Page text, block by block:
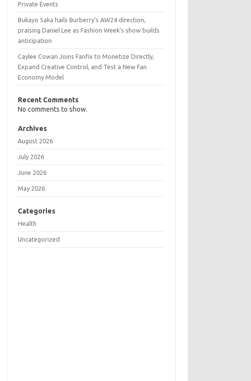
Private Events
Bukayo Saka hails Burberry’s AW24 direction,
praising Daniel Lee as Fashion Week’s show builds
anticipation
Caylee Cowan Joins Fanfix to Monetize Directly,
Expand Creative Control, and Test a New Fan
Economy Model
Recent Comments
No comments to show.
Archives
August 2026
July 2026
June 2026
May 2026
Categories
Health
Uncategorized